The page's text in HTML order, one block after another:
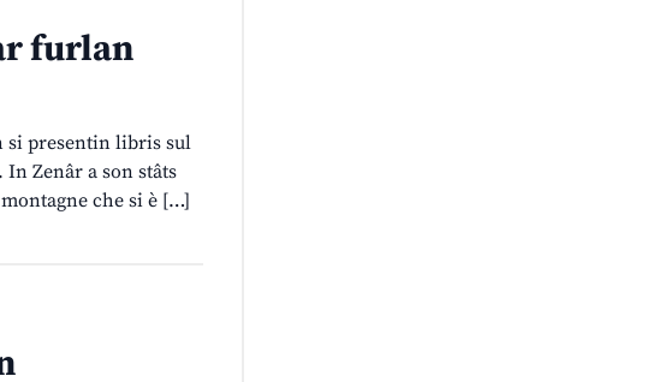
furlan
si presentin libris sul
Zenâr a son stâts
che si è […]